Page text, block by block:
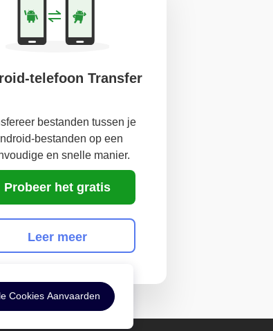
telefoon Transfer
bestanden tussen je
bestanden op een
en snelle manier.
Probeer het gratis
Leer meer
Cookies Aanvaarden